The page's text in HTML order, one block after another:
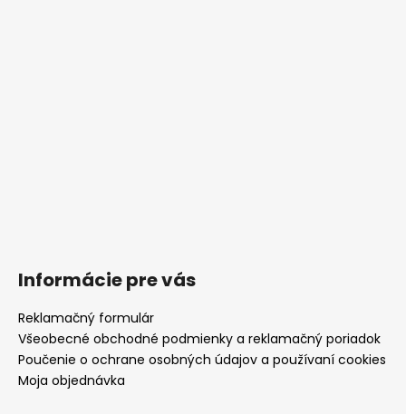
Informácie pre vás
Reklamačný formulár
Všeobecné obchodné podmienky a reklamačný poriadok
Poučenie o ochrane osobných údajov a používaní cookies
Moja objednávka